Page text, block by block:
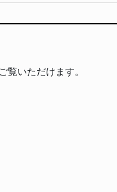
いただけます。